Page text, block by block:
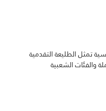
تمثل الطلیعة التقدمیة
والفئات الشعبیة